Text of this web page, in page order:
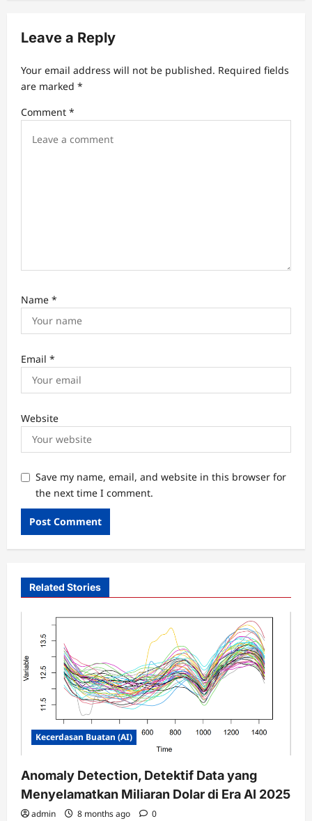
g
a
t
i
Leave a Reply
Your email address will not be published. Required fields
are marked *
Comment *
Name *
Email *
Website
Save my name, email, and website in this browser for
the next time I comment.
Related Stories
Kecerdasan Buatan (AI)
Anomaly Detection, Detektif Data yang
Menyelamatkan Miliaran Dolar di Era AI 2025
admin 8 months ago 0